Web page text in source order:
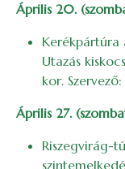
Április 20.
Kerékpártúra
Utazás
kor.
Április 27.
Riszegvirág-